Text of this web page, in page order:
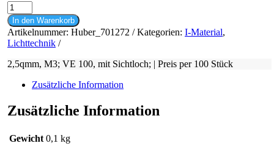
Kerbkabelschuhe,
Ringform
Menge
In den Warenkorb
Artikelnummer: Huber_701272 Kategorien: I-Material,
Lichttechnik
2,5qmm, M3; VE 100, mit Sichtloch; | Preis per 100 Stück
Zusätzliche Information
Zusätzliche Information
Gewicht 0,1 kg